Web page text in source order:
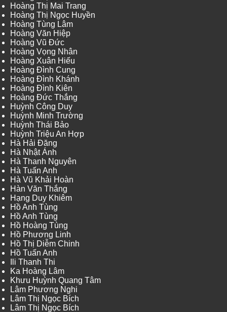
Hoàng Thị Mai Trang
Hoàng Thị Ngọc Huyền
Hoàng Tùng Lâm
Hoàng Văn Hiệp
Hoàng Vũ Đức
Hoàng Vọng Nhân
Hoàng Xuân Hiếu
Hoàng Đình Cung
Hoàng Đình Khánh
Hoàng Đình Kiên
Hoàng Đức Thắng
Huỳnh Công Duy
Huỳnh Minh Trường
Huỳnh Thái Bảo
Huỳnh Triệu An Hợp
Hà Hải Đăng
Hà Nhật Ánh
Hà Thanh Nguyên
Hà Tuấn Anh
Hà Vũ Khải Hoàn
Hàn Văn Thắng
Hạng Duy Khiêm
Hồ Anh Tùng
Hồ Anh Tùng
Hồ Hoàng Tùng
Hồ Phương Linh
Hồ Thị Diễm Chinh
Hồ Tuấn Anh
Ili Thanh Thi
Ka Hoàng Lâm
Khưu Huỳnh Quang Tâm
Lâm Phương Nghi
Lâm Thị Ngọc Bích
Lâm Thị Ngọc Bích